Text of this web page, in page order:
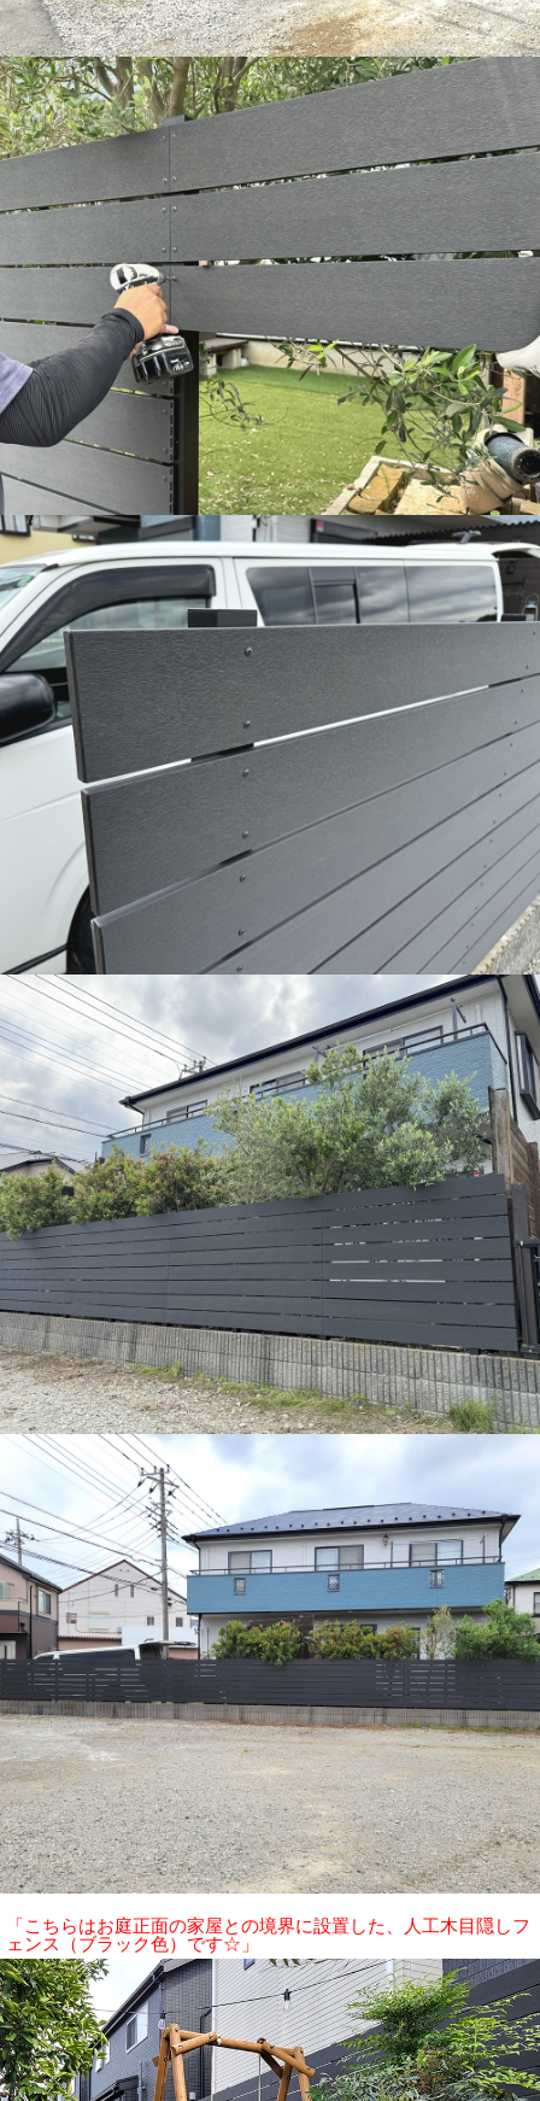
「こちらはお庭正面の家屋との境界に設置した、人工木目隠しフ
ェンス（ブラック色）です☆」